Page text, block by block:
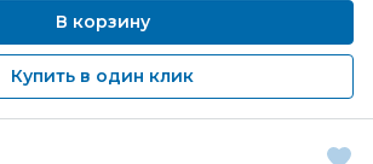
В корзину
Купить в один клик